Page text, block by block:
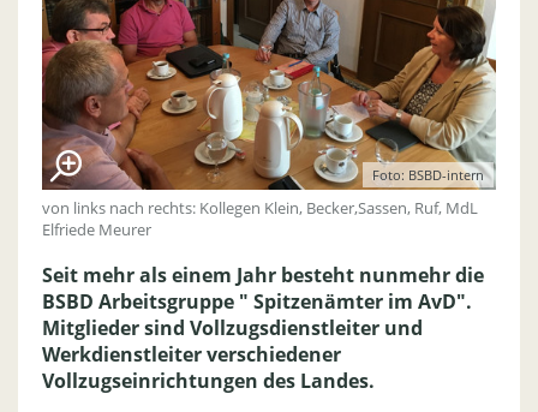
Foto: BSBD-intern
von links nach rechts: Kollegen Klein, Becker,Sassen, Ruf, MdL
Elfriede Meurer
Seit mehr als einem Jahr besteht nunmehr die
BSBD Arbeitsgruppe " Spitzenämter im AvD".
Mitglieder sind Vollzugsdienstleiter und
Werkdienstleiter verschiedener
Vollzugseinrichtungen des Landes.